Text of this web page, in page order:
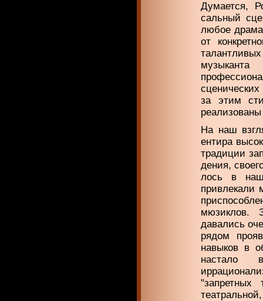
Думается,
сальный
лю­бое
от
за этим
На наш
ентира
традиции
дения,
лось в
привлекали
мюзиклов.
давались
рядом
навыков в
настало